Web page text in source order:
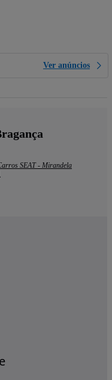
Ver anúncios
SEAT - Mirandela